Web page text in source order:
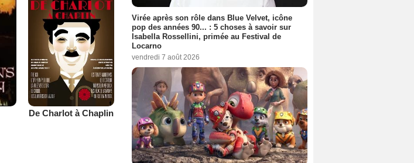
De Charlot à Chaplin
Virée après son rôle dans Blue Velvet, icône
pop des années 90... : 5 choses à savoir sur
Isabella Rossellini, primée au Festival de
Locarno
vendredi 7 août 2026